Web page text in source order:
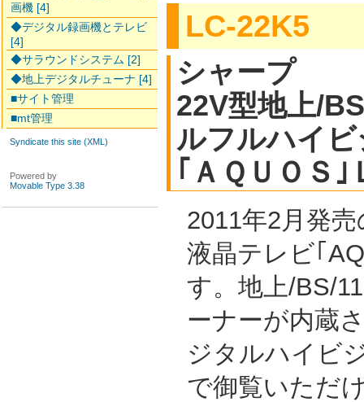
LC-22K5
シャープ
22V型地上/
ルフルハイ
｢ＡＱＵＯＳ
2011年2月発
液晶テレビ｢
す。地上/BS/
ーナーが内蔵
ジタルハイビ
で御覧いただ
画機 [4]
◆デジタル録画機とテレビ
[4]
◆サラウンドシステム [2]
◆地上デジタルチューナ [4]
■サイト管理
■mt管理
Syndicate this site (XML)
Powered by
Movable Type 3.38